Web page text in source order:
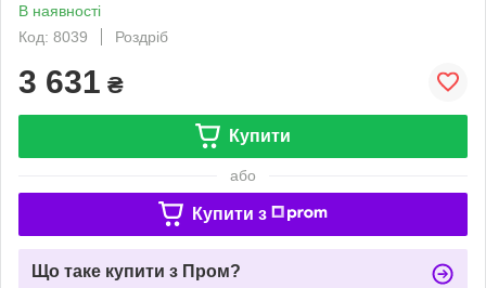
В наявності
Код: 8039
Роздріб
3 631 ₴
Купити
або
Купити з
Що таке купити з Пром?